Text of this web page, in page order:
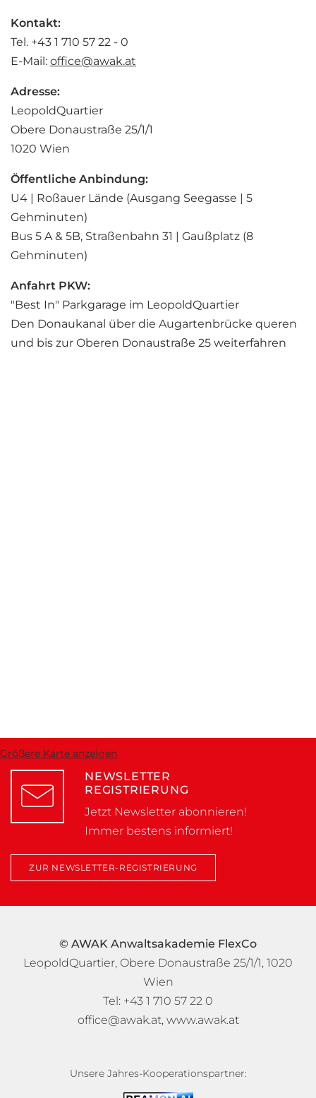
Kontakt:
Tel. +43 1 710 57 22 - 0
E-Mail: office@awak.at
Adresse:
LeopoldQuartier
Obere Donaustraße 25/1/1
1020 Wien
Öffentliche Anbindung:
U4 | Roßauer Lände (Ausgang Seegasse | 5
Gehminuten)
Bus 5 A & 5B, Straßenbahn 31 | Gaußplatz (8
Gehminuten)
Anfahrt PKW:
"Best In" Parkgarage im LeopoldQuartier
Den Donaukanal über die Augartenbrücke queren
und bis zur Oberen Donaustraße 25 weiterfahren
Größere Karte anzeigen
NEWSLETTER
REGISTRIERUNG
Jetzt Newsletter abonnieren!
Immer bestens informiert!
ZUR NEWSLETTER-REGISTRIERUNG
© AWAK Anwaltsakademie FlexCo
LeopoldQuartier, Obere Donaustraße 25/1/1, 1020
Wien
Tel: +43 1 710 57 22 0
office@awak.at, www.awak.at
Unsere Jahres-Kooperationspartner: